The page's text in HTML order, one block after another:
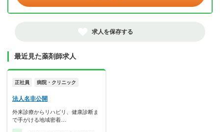
求人を保存する
最近見た薬剤師求人
正社員 病院・クリニック
法人名非公開
外来診療からリハビリ、健康診断ま
で手がける地域密着…